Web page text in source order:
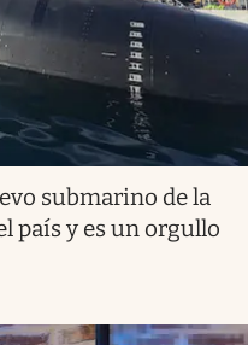
submarino de la
país y es un orgullo